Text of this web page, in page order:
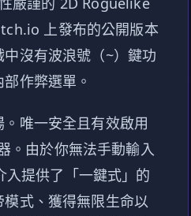
上發布的公開版本
沒有波浪號（~）鍵功
作弊選單。
唯一安全且有效啟用
。由於你無法手動輸入
提供了「一鍵式」的
式、獲得無限生命以